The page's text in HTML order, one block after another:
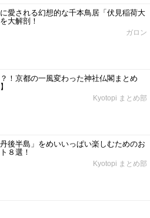
愛される幻想的な千本鳥居「伏見稲荷大
大解剖！
ガロン
！京都の一風変わった神社仏閣まとめ
Kyotopi まとめ部
丹後半島」をめいいっぱい楽しむためのお
８選！
Kyotopi まとめ部